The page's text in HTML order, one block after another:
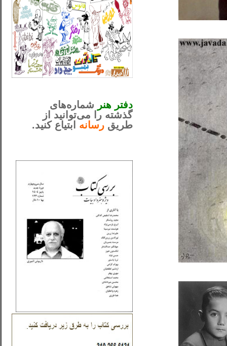
دفتر هنر شماره‌های
گذشته را می‌توانید از
طریق رسانه ابتیاع کنید.